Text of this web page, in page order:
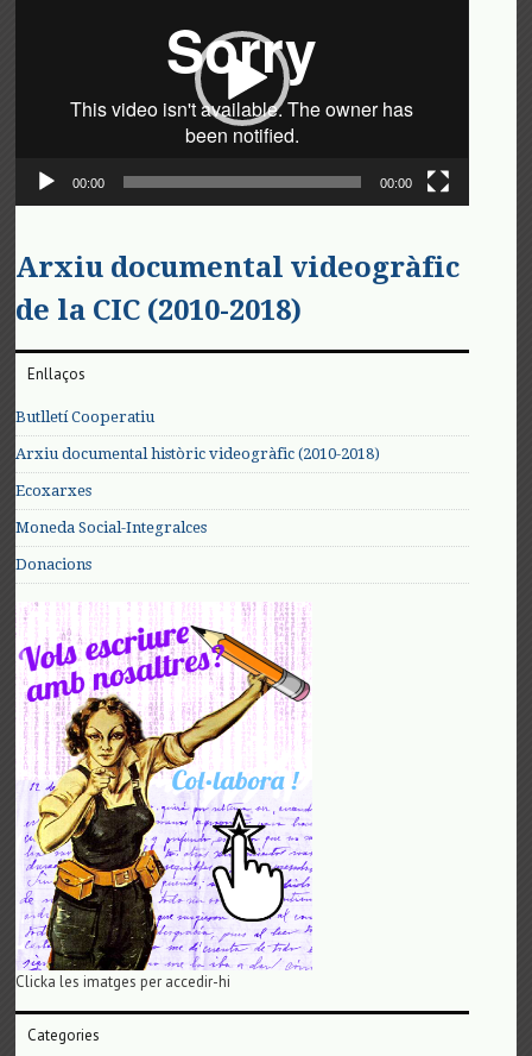
00:00 00:00
Arxiu documental videogràfic
de la CIC (2010-2018)
Enllaços
Butlletí Cooperatiu
Arxiu documental històric videogràfic (2010-2018)
Ecoxarxes
Moneda Social-Integralces
Donacions
Clicka les imatges per accedir-hi
Categories